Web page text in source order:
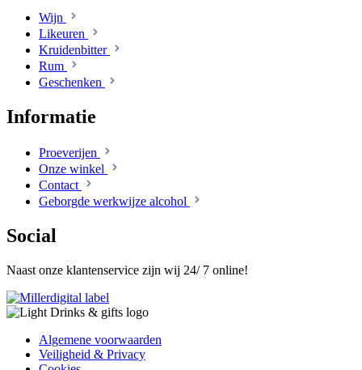
Wijn
Likeuren
Kruidenbitter
Rum
Geschenken
Informatie
Proeverijen
Onze winkel
Contact
Geborgde werkwijze alcohol
Social
Naast onze klantenservice zijn wij 24/ 7 online!
Algemene voorwaarden
Veiligheid & Privacy